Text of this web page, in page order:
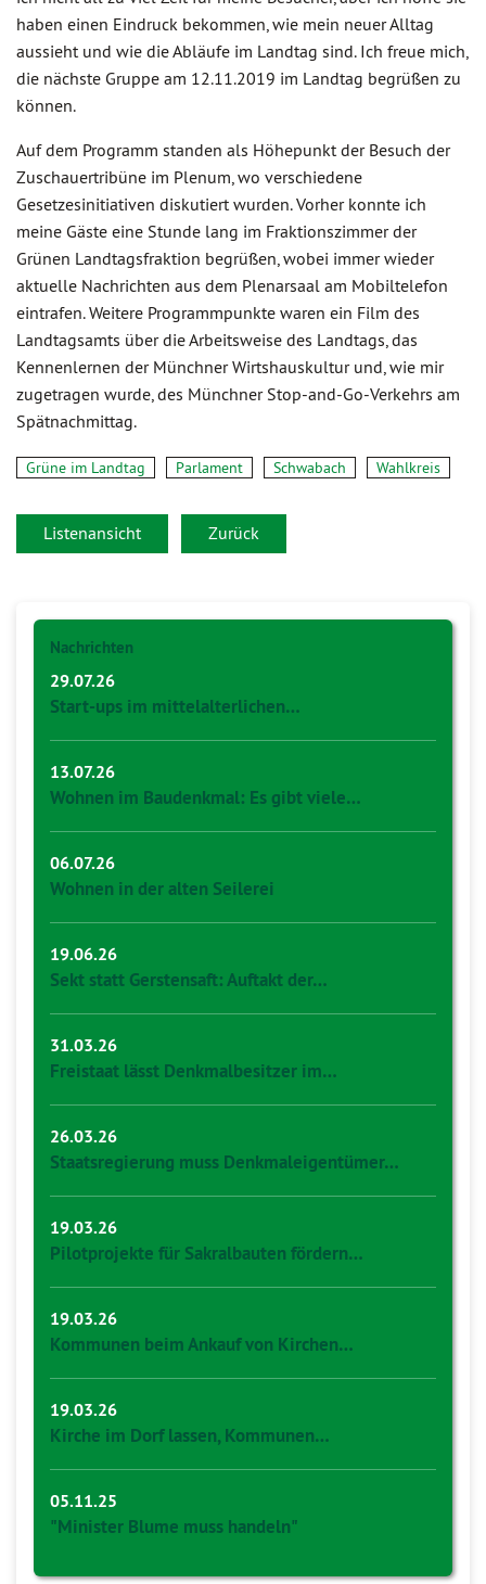
haben einen Eindruck bekommen, wie mein neuer Alltag
aussieht und wie die Abläufe im Landtag sind. Ich freue mich,
die nächste Gruppe am 12.11.2019 im Landtag begrüßen zu
können.
Auf dem Programm standen als Höhepunkt der Besuch der
Zuschauertribüne im Plenum, wo verschiedene
Gesetzesinitiativen diskutiert wurden. Vorher konnte ich
meine Gäste eine Stunde lang im Fraktionszimmer der
Grünen Landtagsfraktion begrüßen, wobei immer wieder
aktuelle Nachrichten aus dem Plenarsaal am Mobiltelefon
eintrafen. Weitere Programmpunkte waren ein Film des
Landtagsamts über die Arbeitsweise des Landtags, das
Kennenlernen der Münchner Wirtshauskultur und, wie mir
zugetragen wurde, des Münchner Stop-and-Go-Verkehrs am
Spätnachmittag.
Grüne im Landtag Parlament Schwabach Wahlkreis
Listenansicht Zurück
Nachrichten
29.07.26
Start-ups im mittelalterlichen…
13.07.26
Wohnen im Baudenkmal: Es gibt viele…
06.07.26
Wohnen in der alten Seilerei
19.06.26
Sekt statt Gerstensaft: Auftakt der…
31.03.26
Freistaat lässt Denkmalbesitzer im…
26.03.26
Staatsregierung muss Denkmaleigentümer…
19.03.26
Pilotprojekte für Sakralbauten fördern…
19.03.26
Kommunen beim Ankauf von Kirchen…
19.03.26
Kirche im Dorf lassen, Kommunen…
05.11.25
"Minister Blume muss handeln"